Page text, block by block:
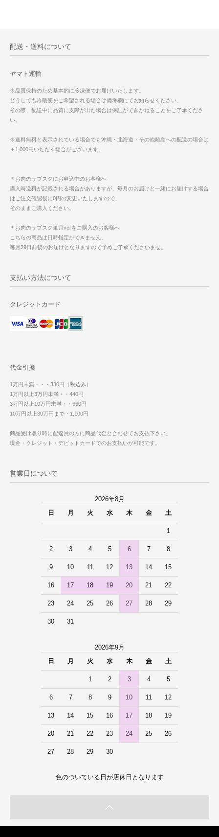
配送・送料について
ヤマト運輸
※品質保持のため基本的に冷凍便でお届けいたします。
どうしても冷蔵便をご希望される場合は備考欄にてお知らせください。
その際、配送中に品質に支障が出た場合は保証ができかねることをご了承くださ
い。
※送料無料と表示されている場合でも沖縄・北海道・その他離島への配送の場合は
＋1,000円いただく場合がございます。
＊お肉のサブスクにお申込中のお客様へ
購入時送料が記載される場合がありますが、毎月のお届けと一緒にお届けする場合
はご注文確認後に0円の変更いたしますので、
そのままご購入ください。
＊お肉のサブスク単月verをご購入のお客様へ
こちらの商品は日時指定ができません。
毎月29日前後のお届けとなりますので予めご了承くださいませ。
支払い方法について
クレジットカード
代金引換
1万円未満・・・330円（税込み）
1万円以上3万円未満・・440円
3万円以上10万円未満・・660円
10万円以上30万円まで・1,100円
商品受け取り時に配達員の方に商品代金と合わせてお支払下さい。
現金・クレジット・デビットカードでのお支払いが可能です。
営業日について
2026年8月
日
月 火 水 木 金 土
1
2 3 4 5 6 7 8
9 10 11 12 13 14 15
16 17 18 19 20 21 22
23 24 25 26 27 28 29
30 31
2026年9月
日
月 火 水 木 金 土
1 2 3 4 5
6 7 8 9 10 11 12
13 14 15 16 17 18 19
20 21 22 23 24 25 26
27 28 29 30
色のついている日が店休日となります